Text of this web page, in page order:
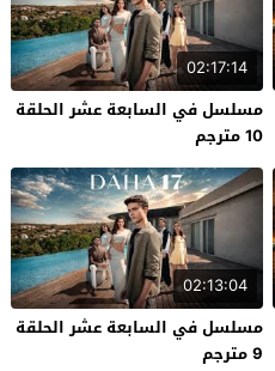
02:17:14
مسلسل في السابعة عشر الحلقة
10 مترجم
02:13:04
مسلسل في السابعة عشر الحلقة
9 مترجم